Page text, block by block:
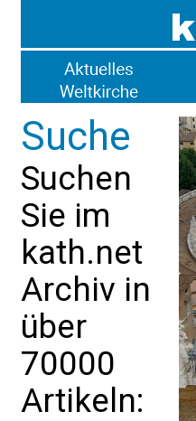
Suche
Suchen
Sie im
kath.net
Archiv in
über
70000
Artikeln: